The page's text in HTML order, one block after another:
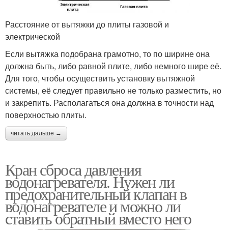
Расстояние от вытяжки до плиты газовой и
электрической
Если вытяжка подобрана грамотно, то по ширине она
должна быть, либо равной плите, либо немного шире её.
Для того, чтобы осуществить установку вытяжной
системы, её следует правильно не только разместить, но
и закрепить. Располагаться она должна в точности над
поверхностью плиты.
читать дальше →
Кран сброса давления
водонагревателя. Нужен ли
предохранительный клапан в
водонагревателе и можно ли
ставить обратный вместо него